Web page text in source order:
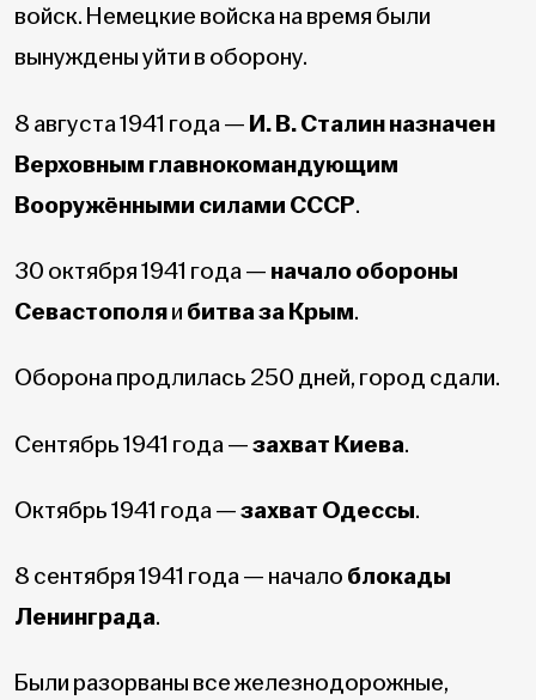
войск. Немецкие войска на время были
вынуждены уйти в оборону.
8 августа 1941 года — И. В. Сталин назначен
Верховным главнокомандующим
Вооружёнными силами СССР.
30 октября 1941 года — начало обороны
Севастополяи битва за Крым.
Оборона продлилась 250 дней, город сдали.
Сентябрь 1941 года —захват Киева.
Октябрь 1941 года —захват Одессы.
8 сентября 1941 года — начало блокады
Ленинграда.
Были разорваны все железнодорожные,